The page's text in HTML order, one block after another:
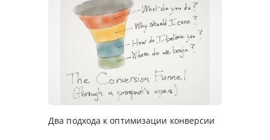
Два подхода к оптимизации конверсии